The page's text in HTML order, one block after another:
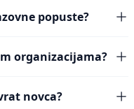
popuste?
organizacijama?
novca?